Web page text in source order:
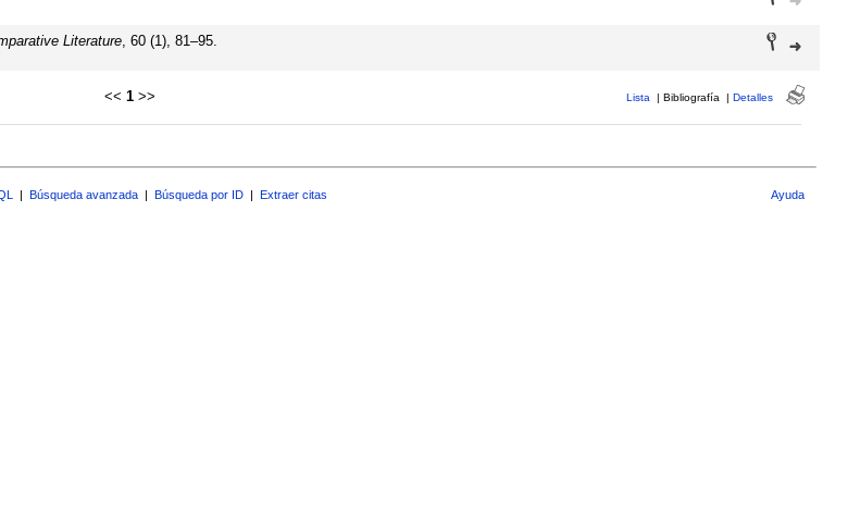
Literature, 60 (1), 81–95.
<< 1>> Lista | Bibliografía | Detalles
| Búsqueda avanzada | Búsqueda por ID | Extraer citas Ayuda